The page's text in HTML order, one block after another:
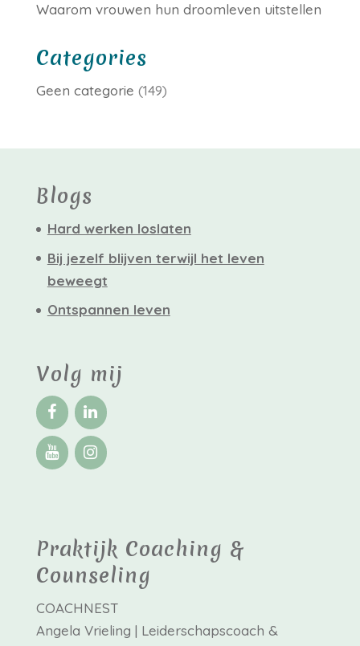
Waarom vrouwen hun droomleven uitstellen
Categories
Geen categorie (149)
Blogs
Hard werken loslaten
Bij jezelf blijven terwijl het leven
beweegt
Ontspannen leven
Volg mij
Praktijk Coaching &
Counseling
COACHNEST
Angela Vrieling | Leiderschapscoach &